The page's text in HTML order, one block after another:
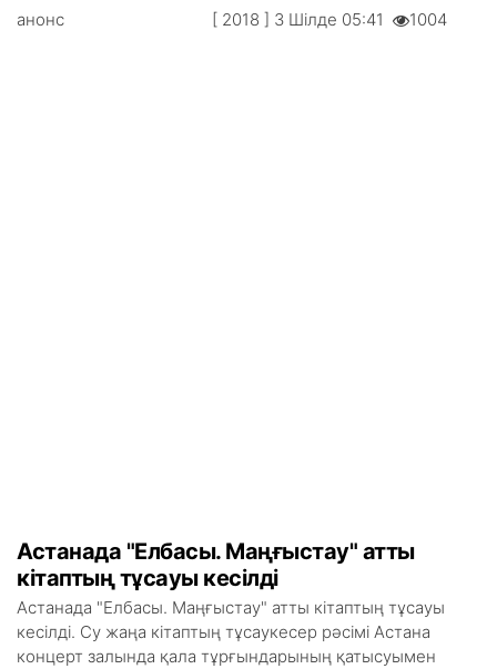
анонс [ 2018 ] 3 Шілде 05:41 1004
Астанада "Елбасы. Маңғыстау" атты
кітаптың тұсауы кесілді
Астанада "Елбасы. Маңғыстау" атты кітаптың тұсауы
кесілді. Су жаңа кітаптың тұсаукесер рәсімі Астана
концерт залында қала тұрғындарының қатысуымен